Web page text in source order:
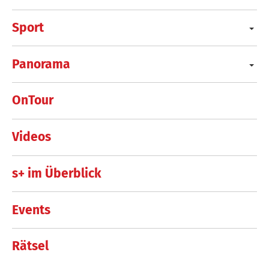
Sport
Panorama
OnTour
Videos
s+ im Überblick
Events
Rätsel